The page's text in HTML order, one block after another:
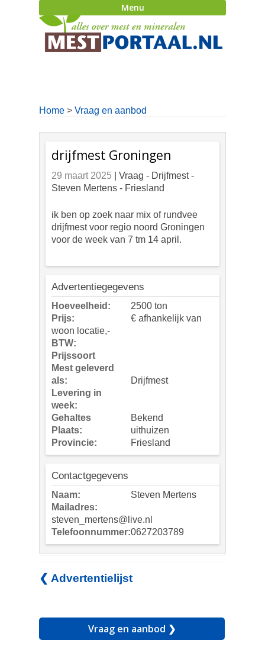
Menu
Home > Vraag en aanbod
drijfmest Groningen
29 maart 2025 | Vraag - Drijfmest -
Steven Mertens - Friesland
ik ben op zoek naar mix of rundvee
drijfmest voor regio noord Groningen
voor de week van 7 tm 14 april.
Advertentiegegevens
Hoeveelheid:
2500 ton
Prijs:
€ afhankelijk van
woon locatie,-
BTW:
Prijssoort
Mest geleverd
als:
Drijfmest
Levering in
week:
Gehaltes
Bekend
Plaats:
uithuizen
Provincie:
Friesland
Contactgegevens
Naam:
Steven Mertens
Mailadres:
steven_mertens@live.nl
Telefoonnummer:0627203789
❮ Advertentielijst
Vraag en aanbod ❯